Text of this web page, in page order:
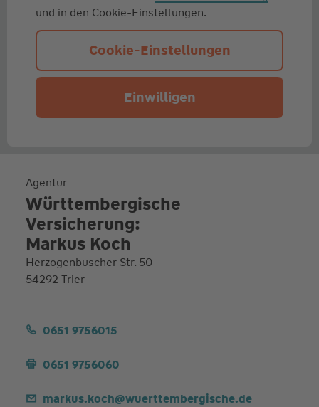
und in den Cookie-Einstellungen.
Cookie-Einstellungen
Einwilligen
Agentur
Württembergische
Versicherung:
Markus Koch
Herzogenbuscher Str. 50
54292 Trier
0651 9756015
0651 9756060
markus.koch@wuerttembergische.de